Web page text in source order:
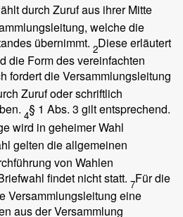
durch Zuruf aus ihrer Mitte
welche die
übernimmt. 2Diese erläutert
die Form des vereinfachten
fordert die Versammlungsleitung
Zuruf oder schriftlich
4§ 1 Abs. 3 gilt entsprechend.
wird in geheimer Wahl
gelten die allgemeinen
von Wahlen
findet nicht statt. 7Für die
Versammlungsleitung eine
aus der Versammlung